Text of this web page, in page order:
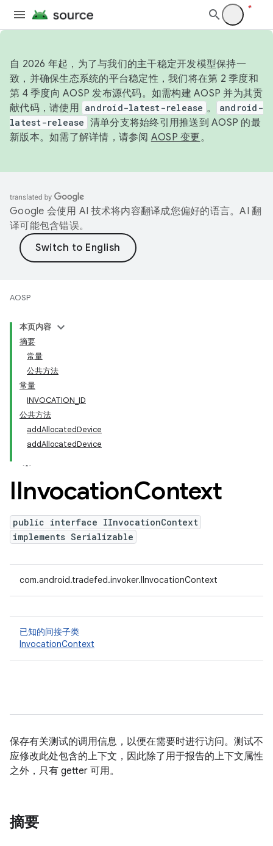
自 2026 年起，为了与我们的主干稳定开发模型保持一
致，并确保生态系统的平台稳定性，我们将在第 2 季度和
第 4 季度向 AOSP 发布源代码。如需构建 AOSP 并为其贡
献代码，请使用 android-latest-release 。
android-
latest-release 清单分支将始终引用推送到 AOSP 的最
新版本。如需了解详情，请参阅 AOSP 变更。
Google 会使用 AI 技术将内容翻译成您偏好的语言。AI 翻
译可能包含错误。
AOSP
本页内容
摘要
常量
公共方法
常量
INVOCATION_ID
公共方法
addAllocatedDevice
addAllocatedDevice
IInvocationContext
public interface IInvocationContext
implements Serializable
com.android.tradefed.invoker.IInvocationContext
已知的间接子类
InvocationContext
保存有关测试的调用信息，以便在需要时进行访问。测试不
应修改此处包含的上下文，因此除了用于报告的上下文属性
之外，只有 getter 可用。
摘要